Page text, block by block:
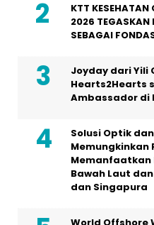
KTT
2026 TEGASKAN
SEBAGAI
Joyday dari Yili
Hearts2Hearts
Ambassador di
Solusi Optik
Memungkinkan
Bawah Laut
dan Singapura
World Offshore